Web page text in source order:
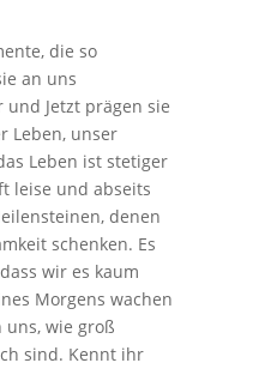
die so
an uns
Jetzt prägen sie
Leben, unser
Leben ist stetiger
leise und abseits
denen
schenken. Es
wir es kaum
Morgens wachen
wie groß
sind. Kennt ihr